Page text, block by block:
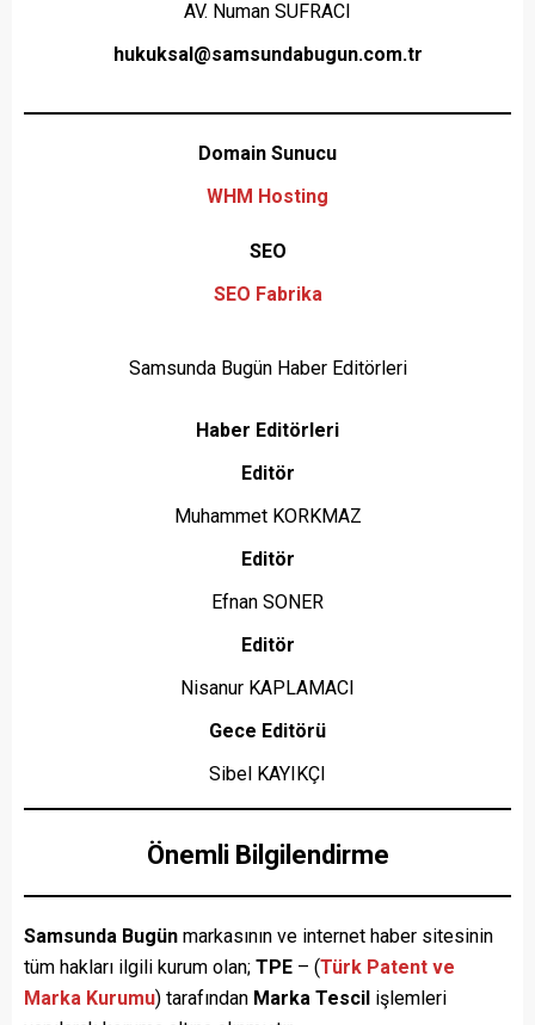
AV. Numan SUFRACI
hukuksal@samsundabugun.com.tr
Domain Sunucu
WHM Hosting
SEO
SEO Fabrika
Samsunda Bugün Haber Editörleri
Haber Editörleri
Editör
Muhammet KORKMAZ
Editör
Efnan SONER
Editör
Nisanur KAPLAMACI
Gece Editörü
Sibel KAYIKÇI
Önemli Bilgilendirme
Samsunda Bugün markasının ve internet haber sitesinin
tüm hakları ilgili kurum olan; TPE – (Türk Patent ve
Marka Kurumu) tarafından Marka Tescil işlemleri